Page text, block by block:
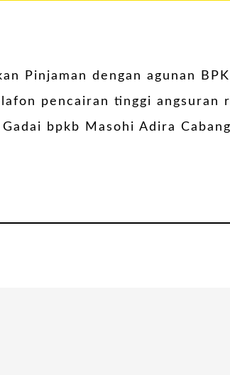
Pinjaman dengan agunan
pencairan tinggi angsuran
bpkb Masohi Adira